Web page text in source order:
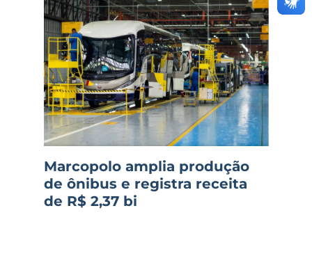
Marcopolo amplia produção
de ônibus e registra receita
de R$ 2,37 bi